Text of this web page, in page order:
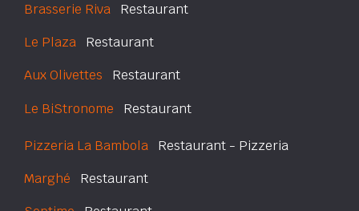
Brasserie Riva Restaurant
Le Plaza Restaurant
Aux Olivettes Restaurant
Le BiStronome Restaurant
Pizzeria La Bambola Restaurant - Pizzeria
Marghé Restaurant